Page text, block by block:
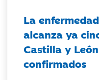
La
alcanza ya
Castilla y
confirmados